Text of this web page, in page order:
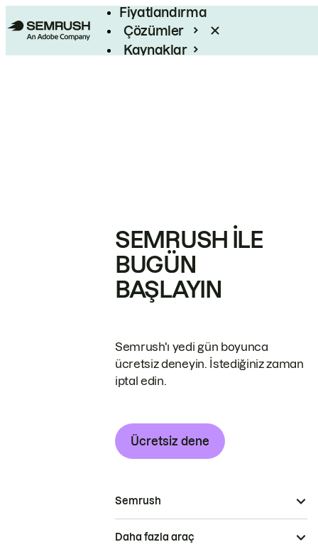
Fiyatlandırma
Çözümler
Kaynaklar
SEMRUSH ILE
BUGÜN
BAŞLAYIN
Semrush'ı yedi gün boyunca
ücretsiz deneyin. İstediğiniz zaman
iptal edin.
Ücretsiz dene
Semrush
Daha fazla araç